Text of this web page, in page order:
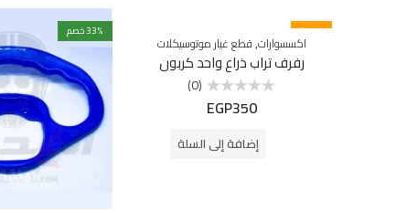
مميزة
اكسسوارات,قطع غيار موتوسيكلات
رفرف تراب ذراع واحد كربون
التقييم
(0)
EGP350
إضافة إلى السلة
33% خصم